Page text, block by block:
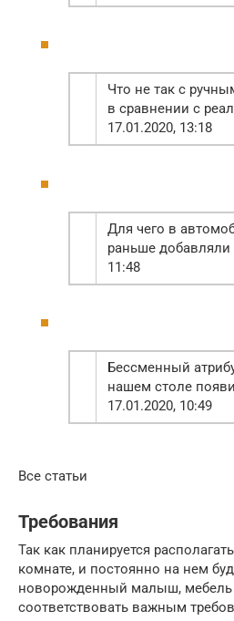
Что не так с
в сравнении с
17.01.2020, 13:18
Для чего в
раньше добавляли
11:48
Бессменный
нашем столе
17.01.2020, 10:49
Все статьи
Требования
Так как планируется
комнате, и постоянно на нем
новорожденный малыш,
соответствовать важным